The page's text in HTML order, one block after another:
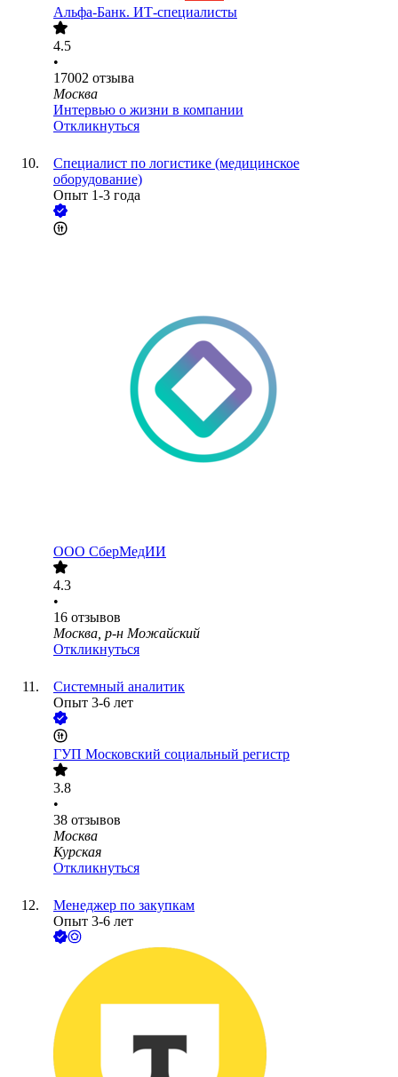
Альфа-Банк. ИТ-специалисты
4.5
•
17002 отзыва
Москва
Интервью о жизни в компании
Откликнуться
Специалист по логистике (медицинское
оборудование)
Опыт 1-3 года
ООО СберМедИИ
4.3
•
16 отзывов
Москва, р-н Можайский
Откликнуться
Системный аналитик
Опыт 3-6 лет
ГУП Московский социальный регистр
3.8
•
38 отзывов
Москва
Курская
Откликнуться
Менеджер по закупкам
Опыт 3-6 лет